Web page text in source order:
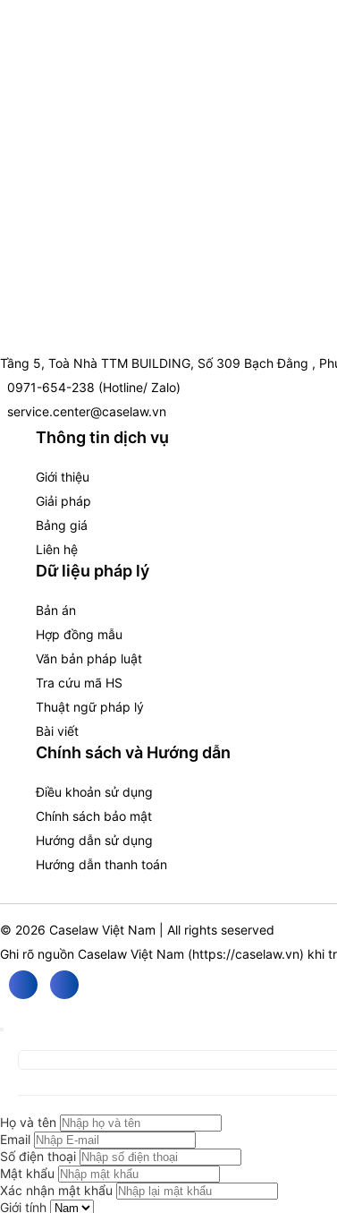
Tầng 5, Toà Nhà TTM BUILDING, Số 309 Bạch Đằng ,
0971-654-238 (Hotline/ Zalo)
service.center@caselaw.vn
Thông tin dịch vụ
Giới thiệu
Giải pháp
Bảng giá
Liên hệ
Dữ liệu pháp lý
Bản án
Hợp đồng mẫu
Văn bản pháp luật
Tra cứu mã HS
Thuật ngữ pháp lý
Bài viết
Chính sách và Hướng dẫn
Điều khoản sử dụng
Chính sách bảo mật
Hướng dẫn sử dụng
Hướng dẫn thanh toán
© 2026 Caselaw Việt Nam | All rights seserved
Ghi rõ nguồn Caselaw Việt Nam (https://caselaw.vn) khi
Họ và tên
Email
Số điện thoại
Mật khẩu
Xác nhận mật khẩu
Giới tính